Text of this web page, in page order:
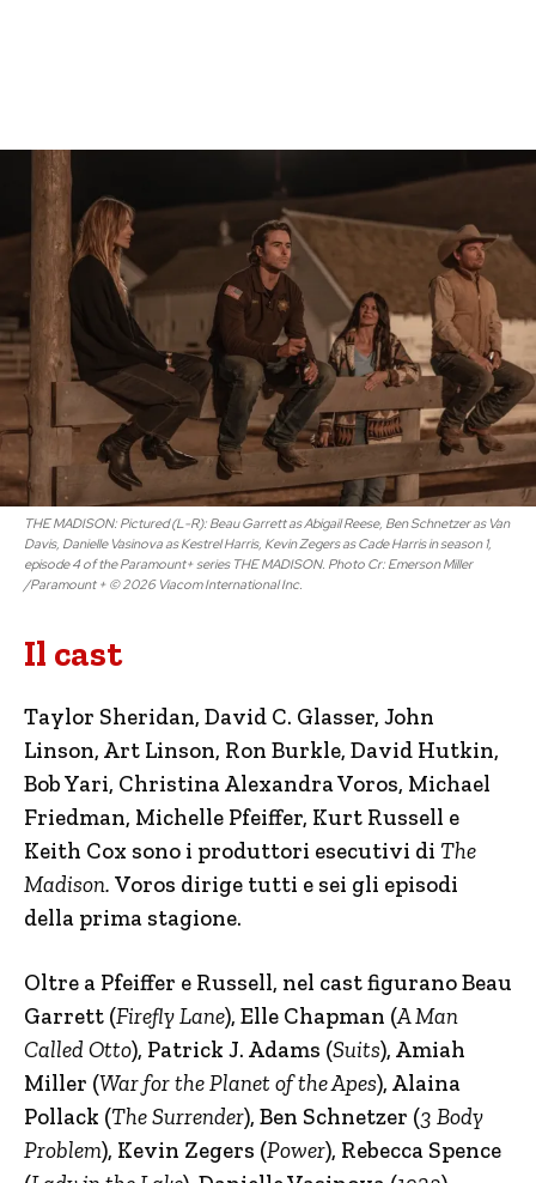
THE MADISON: Pictured (L-R): Beau Garrett as Abigail Reese, Ben Schnetzer as Van
Davis, Danielle Vasinova as Kestrel Harris, Kevin Zegers as Cade Harris in season 1,
episode 4 of the Paramount+ series THE MADISON. Photo Cr: Emerson Miller
/Paramount + © 2026 Viacom International Inc.
Il cast
Taylor Sheridan, David C. Glasser, John
Linson, Art Linson, Ron Burkle, David Hutkin,
Bob Yari, Christina Alexandra Voros, Michael
Friedman, Michelle Pfeiffer, Kurt Russell e
Keith Cox sono i produttori esecutivi di The
Madison. Voros dirige tutti e sei gli episodi
della prima stagione.
Oltre a Pfeiffer e Russell, nel cast figurano Beau
Garrett (Firefly Lane), Elle Chapman (A Man
Called Otto), Patrick J. Adams (Suits), Amiah
Miller (War for the Planet of the Apes), Alaina
Pollack (The Surrender), Ben Schnetzer (3 Body
Problem), Kevin Zegers (Power), Rebecca Spence